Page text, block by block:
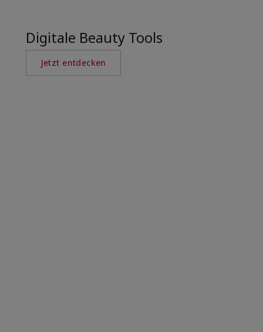
Digitale Beauty Tools
Jetzt entdecken